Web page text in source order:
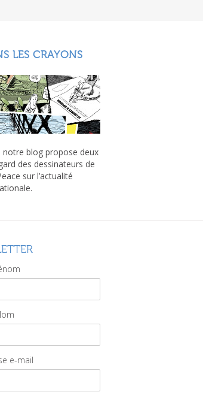
LES CRAYONS
notre blog propose deux
des dessinateurs de
sur l’actualité
e-mail